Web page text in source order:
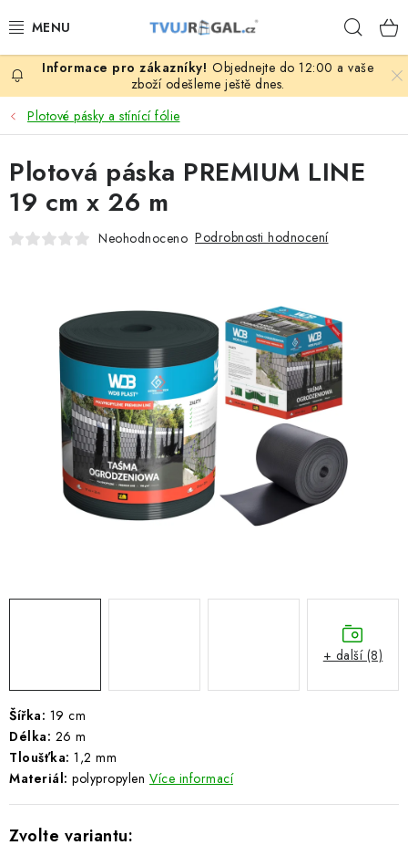
na
ZBOŽÍ ZA NÁKUPNÍ CENY
REGÁLY PODLE ROZMĚRŮ MATERIÁLU A SÉRIÍ
NEREZOVÉ A GASTRO PRODUKTY
DŮM, BYT
FIRMA, GARÁŽ, DÍLNA, SKLEP
ŽEBŘÍKY SCHŮDKY A LEŠENÍ
PARKOVACÍ BLOKÁDY
AKCE A SLEVY
HODNOCENÍ OBCHODU
B2B - VELKOOBCHOD
NAPIŠTE NÁM
KONTAKTY
BLOG
Objednejte do 12:00 a vaše
zboží odešleme ještě dnes.
Plotové pásky a stínící fólie
Šířka: 19 cm
Délka: 26 m
Tloušťka: 1,2 mm
Materiál: polypropylen Více informací
Plotová páska PREMIUM LINE
19 cm x 26 m
Neohodnoceno Podrobnosti hodnocení
+ další (8)